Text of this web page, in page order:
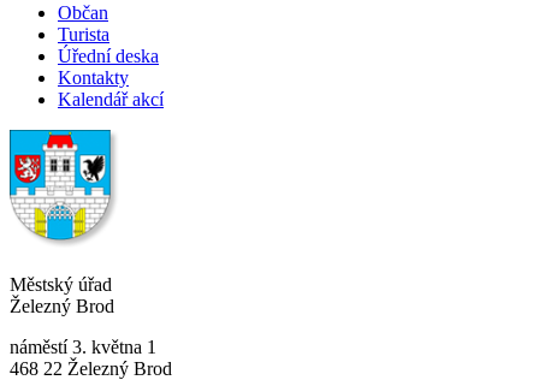
Občan
Turista
Úřední deska
Kontakty
Kalendář akcí
Městský úřad
Železný Brod
náměstí 3. května 1
468 22 Železný Brod